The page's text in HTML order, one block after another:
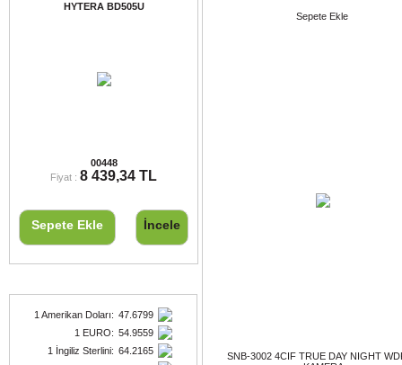
HYTERA BD505U
00448
Fiyat : 8 439,34 TL
Sepete Ekle İncele
1 Amerikan Doları: 47.6799
1 EURO: 54.9559
1 İngiliz Sterlini: 64.2165
Sepete Ekle
SNB-3002 4CIF TRUE DAY NIGHT